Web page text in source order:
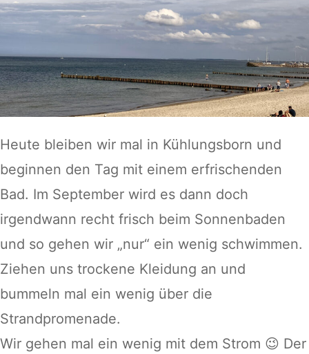
Heute bleiben wir mal in Kühlungsborn und
beginnen den Tag mit einem erfrischenden
Bad. Im September wird es dann doch
irgendwann recht frisch beim Sonnenbaden
und so gehen wir „nur“ ein wenig schwimmen.
Ziehen uns trockene Kleidung an und
bummeln mal ein wenig über die
Strandpromenade.
Wir gehen mal ein wenig mit dem Strom 😉 Der